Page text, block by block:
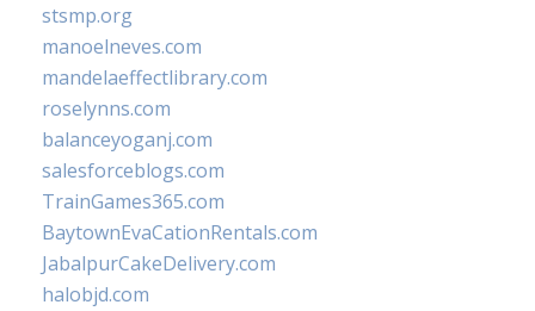
stsmp.org
manoelneves.com
mandelaeffectlibrary.com
roselynns.com
balanceyoganj.com
salesforceblogs.com
TrainGames365.com
BaytownEvaCationRentals.com
JabalpurCakeDelivery.com
halobjd.com